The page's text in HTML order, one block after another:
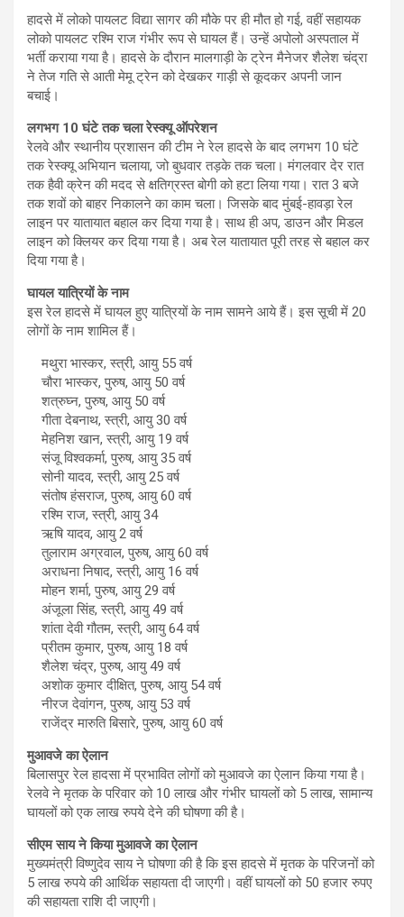
हादसे में लोको पायलट विद्या सागर की मौके पर ही मौत हो गई, वहीं सहायक
लोको पायलट रश्मि राज गंभीर रूप से घायल हैं। उन्हें अपोलो अस्पताल में
भर्ती कराया गया है। हादसे के दौरान मालगाड़ी के ट्रेन मैनेजर शैलेश चंद्रा
ने तेज गति से आती मेमू ट्रेन को देखकर गाड़ी से कूदकर अपनी जान
बचाई।
लगभग 10 घंटे तक चला रेस्क्यू ऑपरेशन
रेलवे और स्थानीय प्रशासन की टीम ने रेल हादसे के बाद लगभग 10 घंटे
तक रेस्क्यू अभियान चलाया, जो बुधवार तड़के तक चला। मंगलवार देर रात
तक हैवी क्रेन की मदद से क्षतिग्रस्त बोगी को हटा लिया गया। रात 3 बजे
तक शवों को बाहर निकालने का काम चला। जिसके बाद मुंबई-हावड़ा रेल
लाइन पर यातायात बहाल कर दिया गया है। साथ ही अप, डाउन और मिडल
लाइन को क्लियर कर दिया गया है। अब रेल यातायात पूरी तरह से बहाल कर
दिया गया है।
घायल यात्रियों के नाम
इस रेल हादसे में घायल हुए यात्रियों के नाम सामने आये हैं। इस सूची में 20
लोगों के नाम शामिल हैं।
मथुरा भास्कर, स्त्री, आयु 55 वर्ष
चौरा भास्कर, पुरुष, आयु 50 वर्ष
शत्रुघ्न, पुरुष, आयु 50 वर्ष
गीता देबनाथ, स्त्री, आयु 30 वर्ष
मेहनिश खान, स्त्री, आयु 19 वर्ष
संजू विश्वकर्मा, पुरुष, आयु 35 वर्ष
सोनी यादव, स्त्री, आयु 25 वर्ष
संतोष हंसराज, पुरुष, आयु 60 वर्ष
रश्मि राज, स्त्री, आयु 34
ऋषि यादव, आयु 2 वर्ष
तुलाराम अग्रवाल, पुरुष, आयु 60 वर्ष
अराधना निषाद, स्त्री, आयु 16 वर्ष
मोहन शर्मा, पुरुष, आयु 29 वर्ष
अंजूला सिंह, स्त्री, आयु 49 वर्ष
शांता देवी गौतम, स्त्री, आयु 64 वर्ष
प्रीतम कुमार, पुरुष, आयु 18 वर्ष
शैलेश चंद्र, पुरुष, आयु 49 वर्ष
अशोक कुमार दीक्षित, पुरुष, आयु 54 वर्ष
नीरज देवांगन, पुरुष, आयु 53 वर्ष
राजेंद्र मारुति बिसारे, पुरुष, आयु 60 वर्ष
मुआवजे का ऐलान
बिलासपुर रेल हादसा में प्रभावित लोगों को मुआवजे का ऐलान किया गया है।
रेलवे ने मृतक के परिवार को 10 लाख और गंभीर घायलों को 5 लाख, सामान्य
घायलों को एक लाख रुपये देने की घोषणा की है।
सीएम साय ने किया मुआवजे का ऐलान
मुख्यमंत्री विष्णुदेव साय ने घोषणा की है कि इस हादसे में मृतक के परिजनों को
5 लाख रुपये की आर्थिक सहायता दी जाएगी। वहीं घायलों को 50 हजार रुपए
की सहायता राशि दी जाएगी।